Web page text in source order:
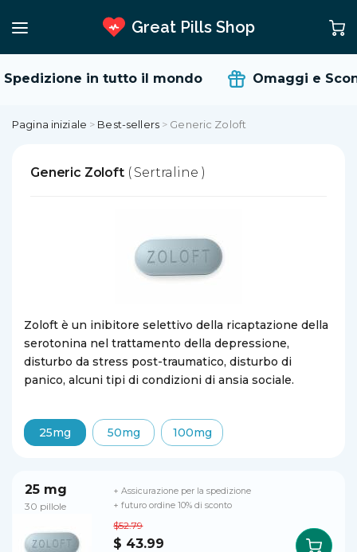
Great Pills Shop
in tutto il mondo Omaggi e
Pagina iniziale > Best-sellers> Generic Zoloft
Generic Zoloft ( Sertraline )
Zoloft è un inibitore selettivo della ricaptazione della
serotonina nel trattamento della depressione,
disturbo da stress post-traumatico, disturbo di
panico, alcuni tipi di condizioni di ansia sociale.
25mg 50mg 100mg
25 mg
30 pillole
$52.79
$ 43.99
+ Assicurazione per la spedizione
+ futuro ordine 10% di sconto